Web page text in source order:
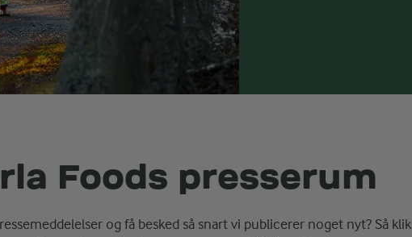
Foods presserum
og få besked så snart vi publicerer noget nyt? Så klik